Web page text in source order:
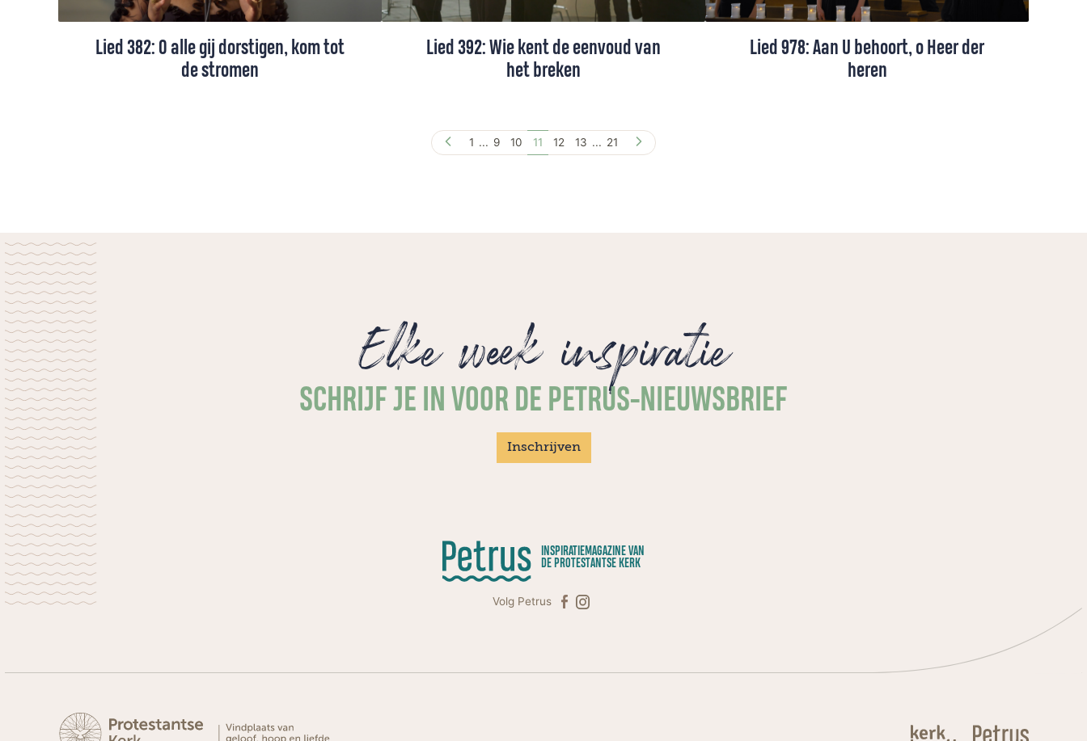
Lied 382: O alle gij dorstigen, kom tot
de stromen
Lied 392: Wie kent de eenvoud van
het breken
Rineke de Wit
Lied 978: Aan U behoort, o Heer der
heren
1 ... 9 10 11 12 13 ... 21
Elke week inspiratie
SCHRIJF JE IN VOOR DE PETRUS-NIEUWSBRIEF
Inschrijven
INSPIRATIEMAGAZINE VAN
DE PROTESTANTSE KERK
Volg Petrus